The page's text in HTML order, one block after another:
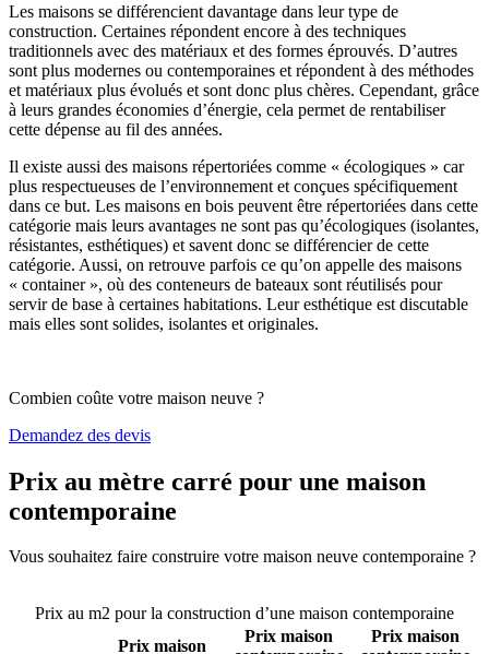
Les maisons se différencient davantage dans leur type de
construction. Certaines répondent encore à des techniques
traditionnels avec des matériaux et des formes éprouvés. D’autres
sont plus modernes ou contemporaines et répondent à des méthodes
et matériaux plus évolués et sont donc plus chères. Cependant, grâce
à leurs grandes économies d’énergie, cela permet de rentabiliser
cette dépense au fil des années.
Il existe aussi des maisons répertoriées comme « écologiques » car
plus respectueuses de l’environnement et conçues spécifiquement
dans ce but. Les maisons en bois peuvent être répertoriées dans cette
catégorie mais leurs avantages ne sont pas qu’écologiques (isolantes,
résistantes, esthétiques) et savent donc se différencier de cette
catégorie. Aussi, on retrouve parfois ce qu’on appelle des maisons
« container », où des conteneurs de bateaux sont réutilisés pour
servir de base à certaines habitations. Leur esthétique est discutable
mais elles sont solides, isolantes et originales.
Combien coûte votre maison neuve ?
Demandez des devis
Prix au mètre carré pour une maison
contemporaine
Vous souhaitez faire construire votre maison neuve contemporaine ?
Prix au m2 pour la construction d’une maison contemporaine
Prix maison
Prix maison
Prix maison